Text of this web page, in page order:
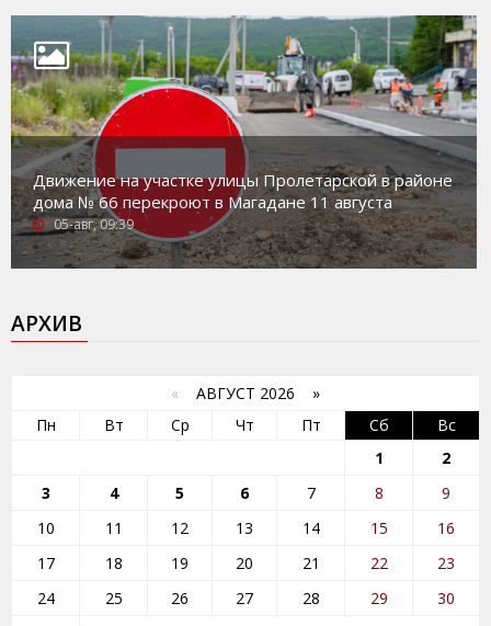
Движение на участке улицы Пролетарской в районе
дома № 66 перекроют в Магадане 11 августа
05-авг, 09:39
АРХИВ
« АВГУСТ 2026 »
Пн
Вт Ср Чт Пт Сб
Вс
1
2
3
4 5 6 7 8
9
10
11 12 13 14 15
16
17
18 19 20 21 22
23
24
25 26 27 28 29
30